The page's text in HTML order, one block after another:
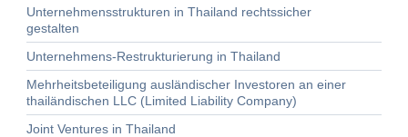
Unternehmensstrukturen in Thailand rechtssicher
gestalten
Unternehmens-Restrukturierung in Thailand
Mehrheitsbeteiligung ausländischer Investoren an einer
thailändischen LLC (Limited Liability Company)
Joint Ventures in Thailand